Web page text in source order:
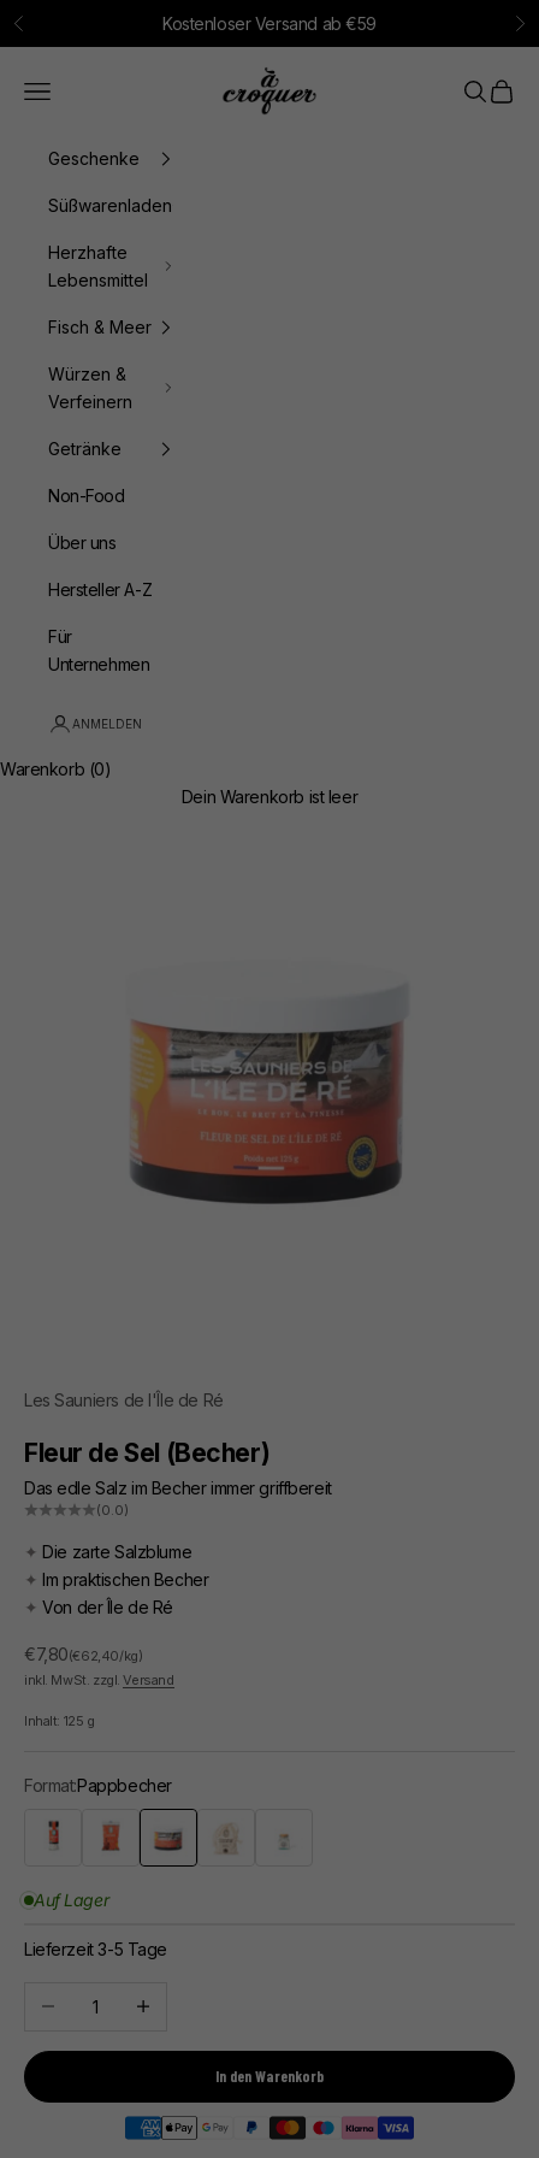
Zum Inhalt springen
Zurück Kostenloser Versand ab €59
à croquer
Menü Suchen
Geschenke
Süßwarenladen
Herzhafte
Lebensmittel
Fisch & Meer
Würzen &
Verfeinern
Getränke
Non-Food
Über uns
Hersteller A-Z
Für
Unternehmen
ANMELDEN
Warenkorb (0)
Dein Warenkorb ist leer
Les Sauniers de l'Île de Ré
Fleur de Sel (Becher)
Das edle Salz im Becher immer griffbereit
(0.0)
✦ Die zarte Salzblume
✦ Im praktischen Becher
✦ Von der Île de Ré
Angebot
€7,80(€62,40/kg)
inkl. MwSt. zzgl.Versand
Inhalt: 125 g
Format:Pappbecher
Nachfüllbarer Streuer
Beutel PappbecherStoffbeutel
Auf Lager
Lieferzeit 3-5 Tage
Anzahl verringernAnzahl erhöhen
In den Warenkorb